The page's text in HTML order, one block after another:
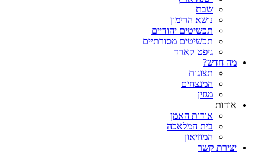
שבת
נושא הרימון
תכשיטים יהודיים
תכשיטים מסורתיים
גיפט קארד
מה חדש?
תצוגות
המנצחים
מגזין
אודות
אודות האמן
בית המלאכה
המוזיאון
יצירת קשר